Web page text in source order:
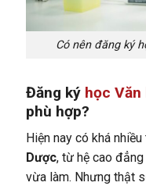
Có nên đăng ký
Đăng kýhọc Văn
phù hợp?
Hiện nay có khá
Dược, từ hệ cao
vừa làm. Nhưng thật